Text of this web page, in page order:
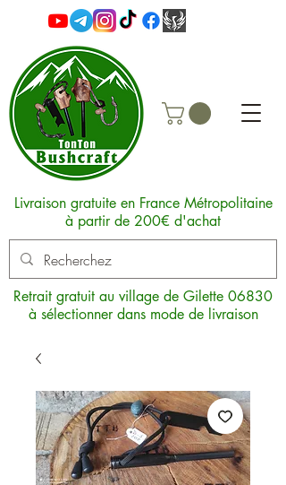
Livraison gratuite en France Métropolitaine
à partir de 200€ d'achat
Retrait gratuit au village de Gilette 06830
à sélectionner dans mode de livraison